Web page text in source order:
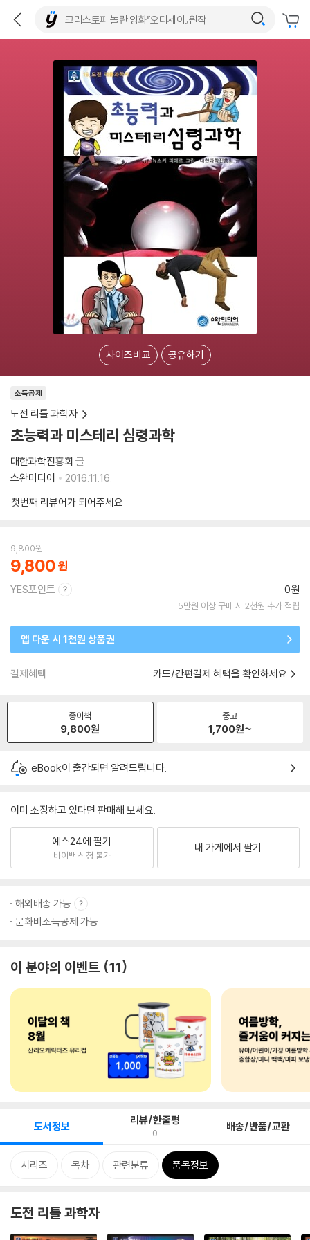
사이즈비교 공유하기
소득공제
도전 리틀 과학자
초능력과 미스테리 심령과학
대한과학진흥회 글
스완미디어
2016.11.16.
첫번째 리뷰어가 되어주세요
9,800원
9,800
YES포인트 0원
5만원 이상 구매 시 2천원 추가 적립
앱 다운 시 1천원 상품권
결제혜택 카드/간편결제 혜택을 확인하세요
종이책
9,800원
중고
1,700원~
eBook이 출간되면 알려드립니다.
이미 소장하고 있다면 판매해 보세요.
예스24에 팔기
바이백 신청 불가
내 가게에서 팔기
해외배송 가능
문화비소득공제 가능
이 분야의 이벤트 11
도서정보 리뷰/한줄평
0 배송/반품/교환
시리즈 목차 관련분류 품목정보
도전 리틀 과학자